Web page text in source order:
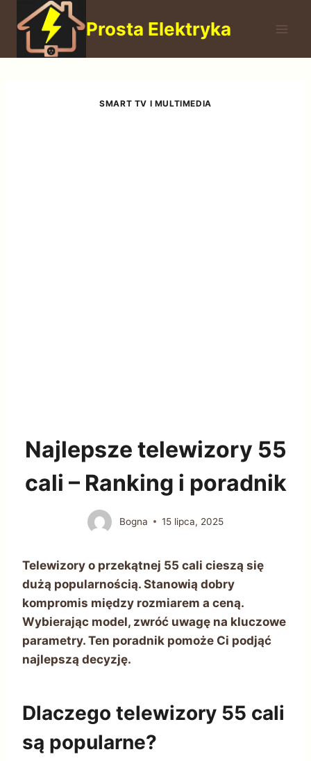
Przejdź
treści
Prosta Elektryka
SMART TV I MULTIMEDIA
Najlepsze telewizory 55
cali – Ranking i poradnik
Bogna 15 lipca, 2025
Telewizory o przekątnej 55 cali cieszą się
dużą popularnością. Stanowią dobry
kompromis między rozmiarem a ceną.
Wybierając model, zwróć uwagę na kluczowe
parametry. Ten poradnik pomoże Ci podjąć
najlepszą decyzję.
Dlaczego telewizory 55 cali
są popularne?